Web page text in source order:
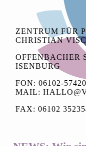
ZENTRUM FÜR
CHRISTIAN
OFFENBACHER
SENBURG
FON: 06102-
MAIL:
FAX: 06102